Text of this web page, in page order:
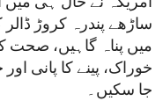
امریکہ نے حال ہی میں
ساڑھے پندرہ کروڑ ڈالر
میں پناہ گاہیں، صحت
خوراک، پینے کا پانی
جا سکیں۔